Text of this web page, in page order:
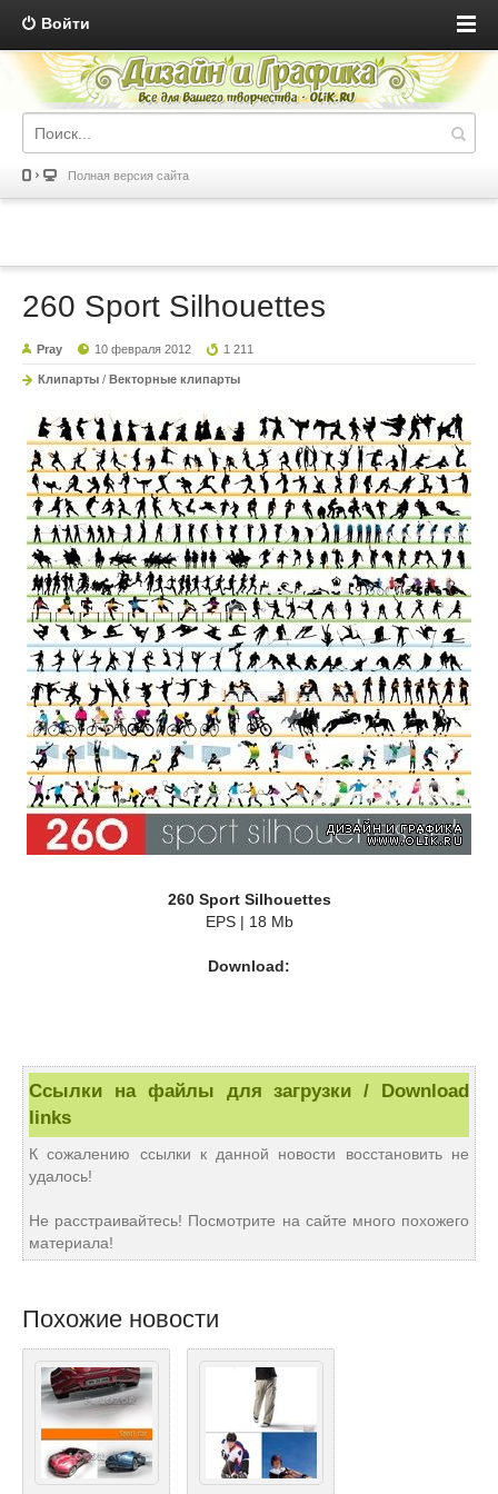
Войти
Полная версия сайта
260 Sport Silhouettes
Pray 10 февраля 2012 1 211
Клипарты / Векторные клипарты
260 Sport Silhouettes
EPS | 18 Mb
Download:
Ссылки на файлы для загрузки / Download
links
К сожалению ссылки к данной новости восстановить не
удалось!
Не расстраивайтесь! Посмотрите на сайте много похожего
материала!
Похожие новости